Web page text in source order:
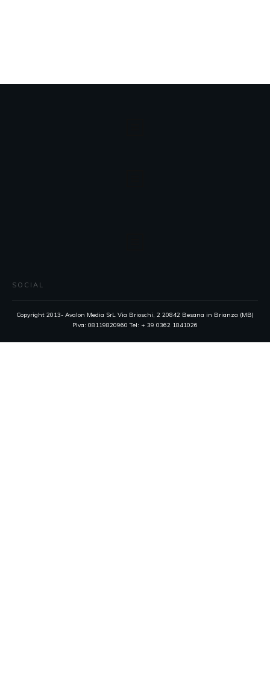
SOCIAL
Copyright 2013- Avalon Media SrL Via Brioschi, 2 20842 Besana in Brianza (MB)
PIva: 08119820960 Tel: + 39 0362 1841026